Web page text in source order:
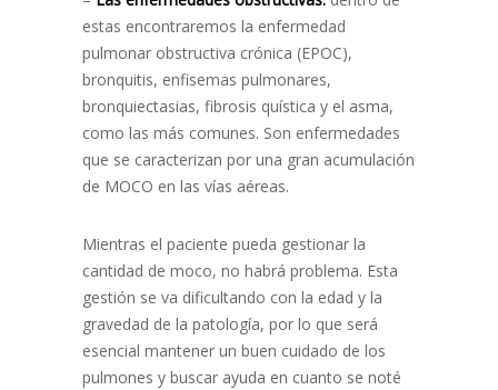
estas encontraremos la enfermedad
pulmonar obstructiva crónica (EPOC),
bronquitis, enfisemas pulmonares,
bronquiectasias, fibrosis quística y el asma,
como las más comunes. Son enfermedades
que se caracterizan por una gran acumulación
de MOCO en las vías aéreas.
Mientras el paciente pueda gestionar la
cantidad de moco, no habrá problema. Esta
gestión se va dificultando con la edad y la
gravedad de la patología, por lo que será
esencial mantener un buen cuidado de los
pulmones y buscar ayuda en cuanto se noté